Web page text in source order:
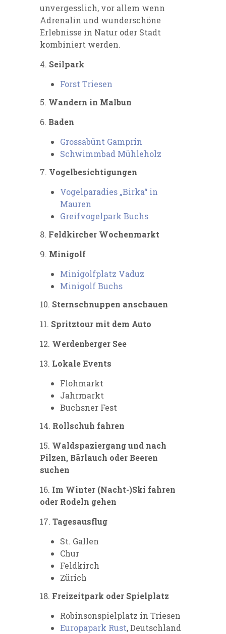
unvergesslich, vor allem wenn
Adrenalin und wunderschöne
Erlebnisse in Natur oder Stadt
kombiniert werden.
4. Seilpark
Forst Triesen
5. Wandern in Malbun
6. Baden
Grossabünt Gamprin
Schwimmbad Mühleholz
7. Vogelbesichtigungen
Vogelparadies „Birka“ in
Mauren
Greifvogelpark Buchs
8. Feldkircher Wochenmarkt
9. Minigolf
Minigolfplatz Vaduz
Minigolf Buchs
10. Sternschnuppen anschauen
11. Spritztour mit dem Auto
12. Werdenberger See
13. Lokale Events
Flohmarkt
Jahrmarkt
Buchsner Fest
14. Rollschuh fahren
15. Waldspaziergangund nach
Pilzen, Bärlauch oder Beeren
suchen
16. Im Winter (Nacht-)Ski fahren
oder Rodeln gehen
17. Tagesausflug
St. Gallen
Chur
Feldkirch
Zürich
18. Freizeitpark oder Spielplatz
Robinsonspielplatz in Triesen
Europapark Rust, Deutschland